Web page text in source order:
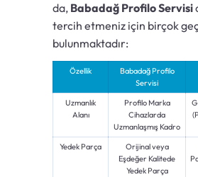
da, Babadağ Profilo Servisi
tercih etmeniz için birçok
bulunmaktadır:
Özellik
Babadağ Profilo
Servisi
Uzmanlık
Alanı
Profilo Marka
Cihazlarda
Uzmanlaşmış Kadro
Yedek Parça
Orijinal veya
Eşdeğer Kalitede
Yedek Parça